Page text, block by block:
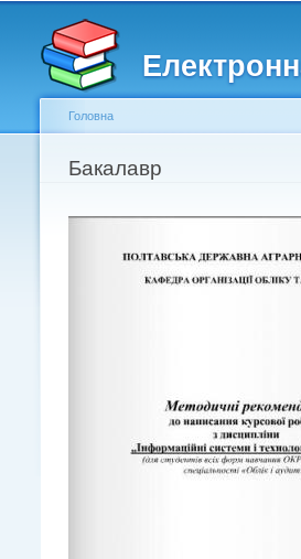
Головне меню
Другорядне меню
Ви є тут
Головна
Бакалавр